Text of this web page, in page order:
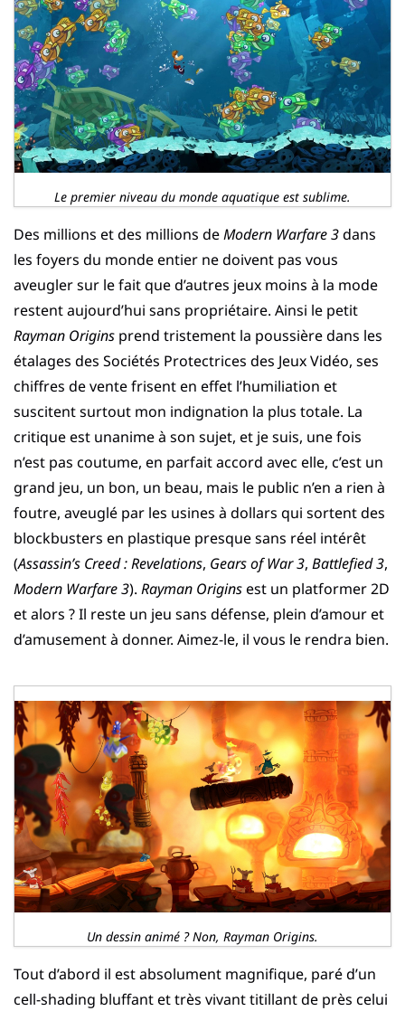
Le premier niveau du monde aquatique est sublime.
Des millions et des millions deModern Warfare 3dans
les foyers du monde entier ne doivent pas vous
aveugler sur le fait que d’autres jeux moins à la mode
restent aujourd’hui sans propriétaire. Ainsi le petit
Rayman Origins prend tristement la poussière dans les
étalages des Sociétés Protectrices des Jeux Vidéo, ses
chiffres de vente frisent en effet l’humiliation et
suscitent surtout mon indignation la plus totale. La
critique est unanime à son sujet, et je suis, une fois
n’est pas coutume, en parfait accord avec elle, c’est un
grand jeu, un bon, un beau, mais le public n’en a rien à
foutre, aveuglé par les usines à dollars qui sortent des
blockbusters en plastique presque sans réel intérêt
(Assassin’s Creed : Revelations, Gears of War 3, Battlefied 3,
Modern Warfare 3). Rayman Originsest un platformer 2D
et alors ? Il reste un jeu sans défense, plein d’amour et
d’amusement à donner. Aimez-le, il vous le rendra bien.
Un dessin animé ? Non, Rayman Origins.
Tout d’abord il est absolument magnifique, paré d’un
cell-shading bluffant et très vivant titillant de près celui